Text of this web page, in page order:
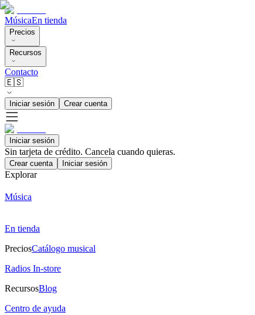
MúsicaEn tienda
Precios
Recursos
Contacto
🇪🇸
Iniciar sesión Crear cuenta
Iniciar sesión
Sin tarjeta de crédito. Cancela cuando quieras.
Crear cuenta Iniciar sesión
Explorar
Música
En tienda
PreciosCatálogo musical
Radios In-store
RecursosBlog
Centro de ayuda